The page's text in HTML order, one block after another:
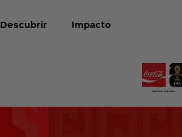
Descubrir Impacto